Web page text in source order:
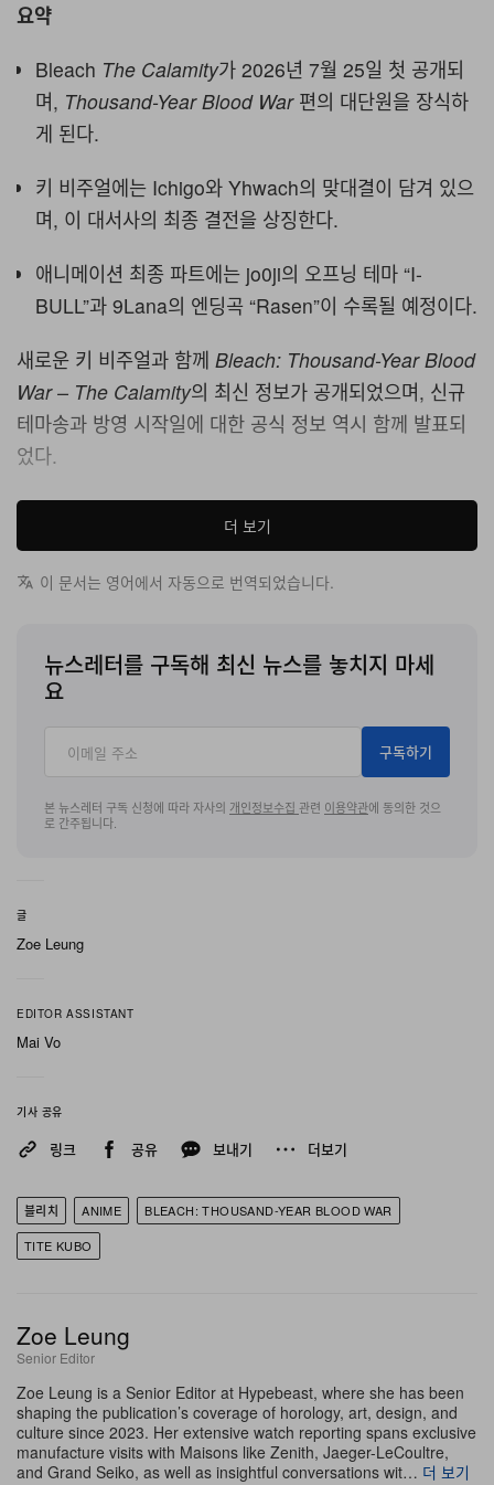
요약
Bleach The Calamity가 2026년 7월 25일 첫 공개되
며, Thousand-Year Blood War편의 대단원을 장식하
게 된다.
키 비주얼에는 Ichigo와 Yhwach의 맞대결이 담겨 있으
며, 이 대서사의 최종 결전을 상징한다.
애니메이션 최종 파트에는 jo0ji의 오프닝 테마 “I-
BULL”과 9Lana의 엔딩곡 “Rasen”이 수록될 예정이다.
새로운 키 비주얼과 함께 Bleach: Thousand-Year Blood
War – The Calamity의 최신 정보가 공개되었으며, 신규
테마송과 방영 시작일에 대한 공식 정보 역시 함께 발표되
었다.
새 비주얼은 최후 결전의 중압감을 고스란히 담아낸다. 황
량한 전장 위, 부상을 입은 Ichigo Kurosaki가 무릎을 꿇
은 채 Zanpakutō를 굳게 쥐고 있고, 그 위로 Yhwach가
감을 더하듯, 제작진은 피날레의 정서를 규정할 두 곡의 신
규 테마송을 확정했다. 오프닝 곡은jo0ji 의 “I-BULL”로, 고
9Lana가 맡았으며, 원작자 Tite Kubo가 직접 선택한 ‘나
선’ 모티프를 통해 떠오르는 신예 아티스트를 조명하고자
하는 의도가 담겨 있다.
의 최종 장을 장식하는 작품이 될 예정이다.
TVアニメ最終クール
#BLEACH
◣＿＿＿＿＿＿＿＿＿＿＿＿＿◢
斯くて最後の刃は振り下ろされる
ついにTVアニメ完結──
✦7/25㊏23:00テレ東系列ほかにて放送
— 【公式】TVアニメ『BLEACH』
(@BLEACHanimation) June 21, 2026
더 보기
이 문서는 영어에서 자동으로 번역되었습니다.
뉴스레터를 구독해 최신 뉴스를 놓치지 마세
요
구독하기
본 뉴스레터 구독 신청에 따라 자사의 개인정보수집 관련 이용약관에 동의한 것으
로 간주됩니다.
글
Zoe Leung
EDITOR ASSISTANT
Mai Vo
기사 공유
링크 공유 보내기 더보기
블리치 ANIME
BLEACH: THOUSAND-YEAR BLOOD WAR
TITE KUBO
Zoe Leung
Senior Editor
Zoe Leung is a Senior Editor at Hypebeast, where she has been
shaping the publication’s coverage of horology, art, design, and
culture since 2023. Her extensive watch reporting spans exclusive
manufacture visits with Maisons like Zenith, Jaeger-LeCoultre,
and Grand Seiko, as well as insightful conversations wit… 더 보기